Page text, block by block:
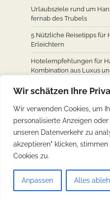
Wir schätzen Ihre
Wir verwenden Cookies, um
personalisierte Anzeigen
unseren Datenverkehr zu
akzeptieren" klicken,
Cookies zu.
Anpassen Alles
Urlaubsziele rund um
fernab des Trubels
5 Nützliche Reisetipps für
Erleichtern
Hotelempfehlungen für
Kombination aus Luxus
Wie man von den
Hannover fliegt: Ein
Hannovers kulinarische
deutsche Köstlichkeiten
Copyright © 2026 Günstig